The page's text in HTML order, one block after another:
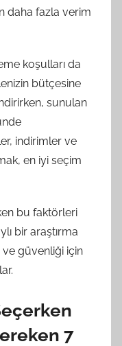
daha fazla verim
koşulları da
bütçesine
sunulan
indirimler ve
en iyi seçim
bu faktörleri
bir araştırma
güvenliği için
7